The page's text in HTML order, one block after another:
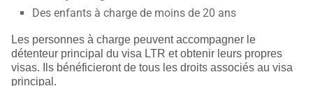
Des enfants à charge de moins de 20 ans
Les personnes à charge peuvent accompagner le
détenteur principal du visa LTR et obtenir leurs propres
visas. Ils bénéficieront de tous les droits associés au visa
principal.